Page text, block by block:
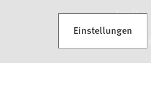
Feedback
Einstellungen
(Öffnet in einem neuen Tab)